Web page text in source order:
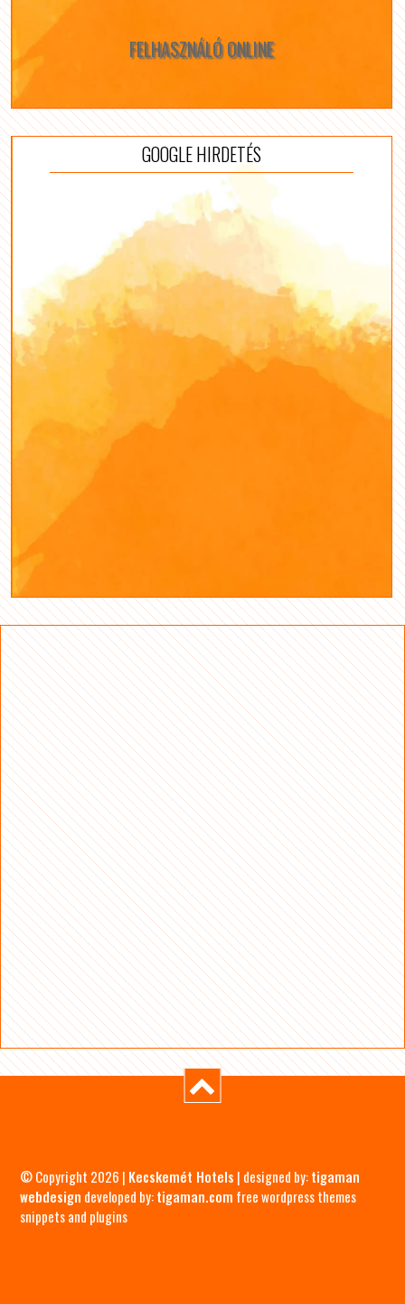
FELHASZNÁLÓ ONLINE
GOOGLE HIRDETÉS
© Copyright 2026 | Kecskemét Hotels | designed by:tigaman
webdesign developed by:tigaman.com free wordpress themes
snippets and plugins